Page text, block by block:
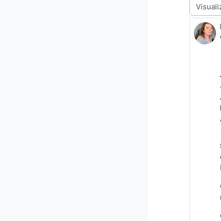
Modalità